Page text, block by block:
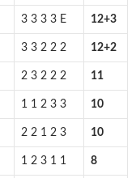
3 3 3 3 E 12+3
3 3 2 2 2 12+2
2 3 2 2 2 11
1 1 2 3 3 10
2 2 1 2 3 10
1 2 3 1 1 8